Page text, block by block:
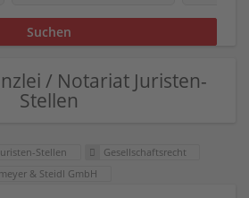
/ Notariat Juristen-
Stellen
Stellen
Gesellschaftsrecht
& Steidl GmbH